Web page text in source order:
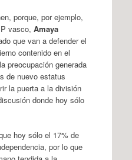
porque, por ejemplo,
vasco, Amaya
que van a defender el
contenido en el
preocupación generada
de nuevo estatus
la puerta a la división
donde hoy sólo
hoy sólo el 17% de
por lo que